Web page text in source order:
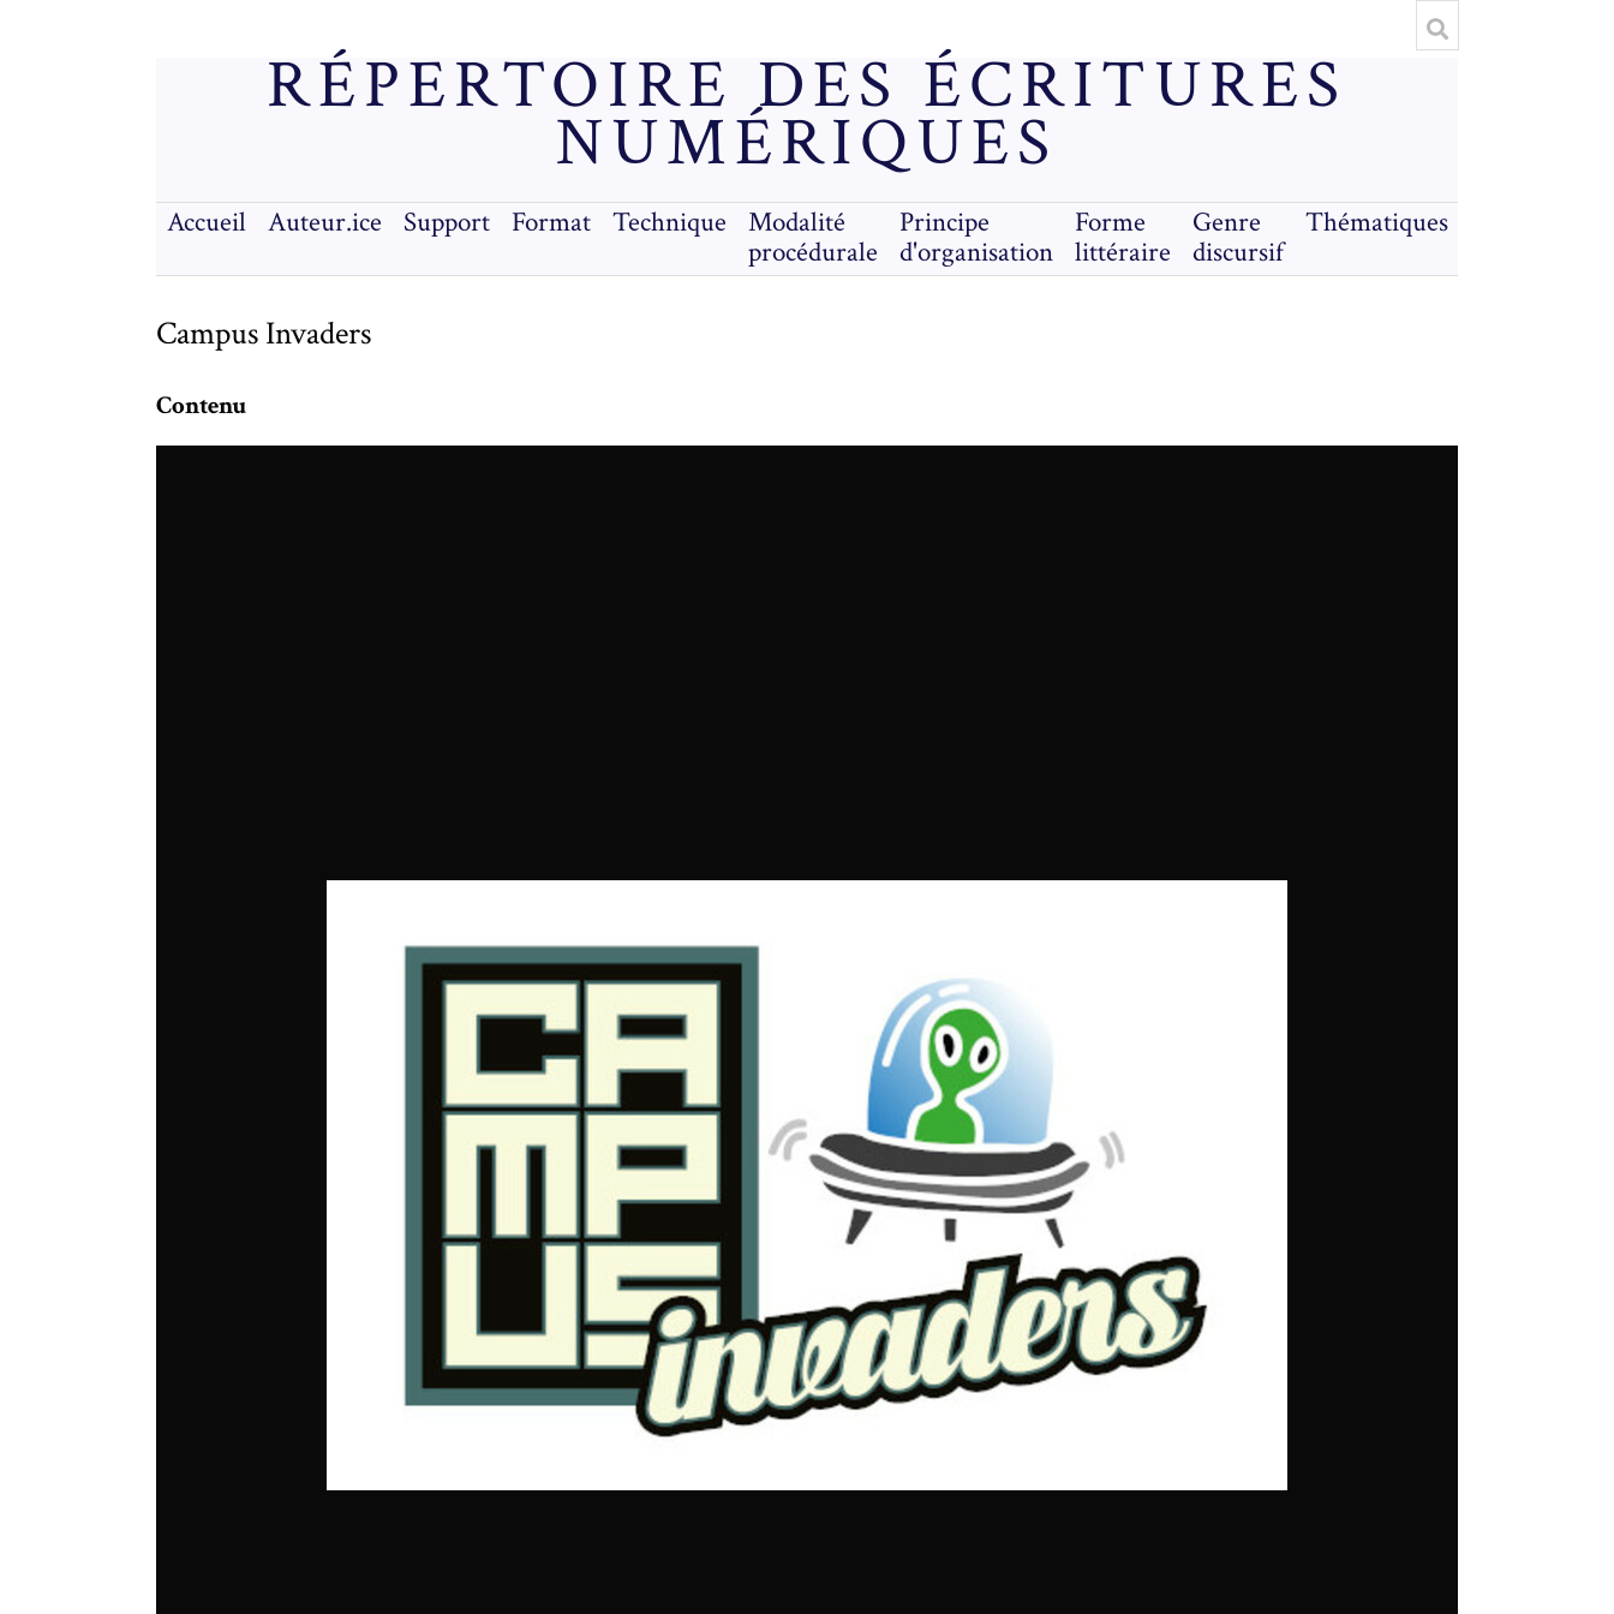
RÉPERTOIRE DES ÉCRITURES
NUMÉRIQUES
Accueil Auteur.ice Support Format Technique
Modalité
procédurale
Principe
d'organisation
Forme
littéraire
Genre
discursif
Thématiques
Campus Invaders
Contenu